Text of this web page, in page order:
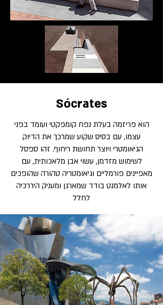
Sócrates
הוא פריזמה בעלת נפח קומפקטי ועומד בפני
עצמו, עם בסיס שקוע שמרכך את הדיוק
הגיאומטרי ויוצר תחושת ריחוף. זהו ספסל
לשימוש מזדמן, עשוי אבן מלאכותית, עם
מאפיינים פורמליים וגיאומטריה טהורה שהופכים
אותו לאלמנט בודד שמארגן ומעניק היררכיה
לחלל